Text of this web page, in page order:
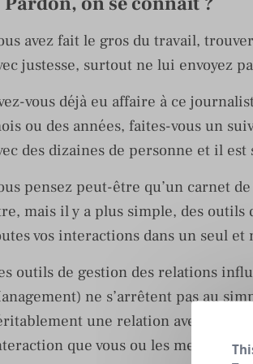
avez fait le gros du travail,
justesse, surtout ne lui envoyez
vous déjà eu affaire à ce
ou des années, faites-vous un
des dizaines de personne et il
pensez peut-être qu’un carnet
mais il y a plus simple, des
vos interactions dans un seul
outils de gestion des relations
ne s’arrêtent pas au
une relation avec les
que vous ou les membres